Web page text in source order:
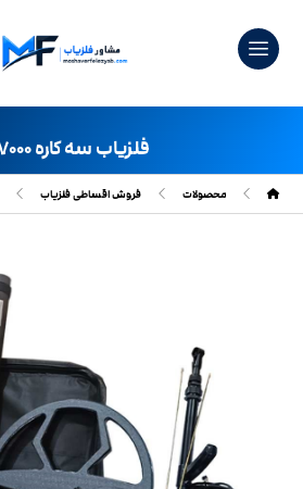
فلزیاب سه کاره PX ۷۰۰۰
محصولات فروش اقساطی فلزیاب